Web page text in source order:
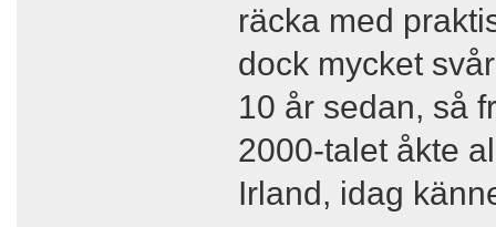
räcka med
dock mycket
10 år sedan, så
2000-talet åkte
Irland, idag